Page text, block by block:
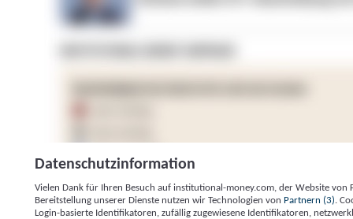
Datenschutzinformation
Vielen Dank für Ihren Besuch auf institutional-money.com, der Website von
Bereitstellung unserer Dienste nutzen wir Technologien von Partnern (3) .
Login-basierte Identifikatoren, zufällig zugewiesene Identifikatoren,